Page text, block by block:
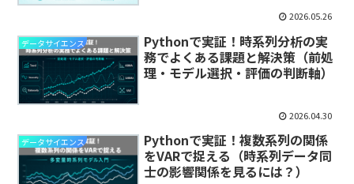
2026.05.26
データサイエンス
Pythonで実証！時系列分析の実
務でよくある課題と解決策（前処
理・モデル選択・評価の判断軸）
2026.04.30
データサイエンス
Pythonで実証！複数系列の関係
をVARで捉える（時系列データ同
士の影響関係を見るには？）